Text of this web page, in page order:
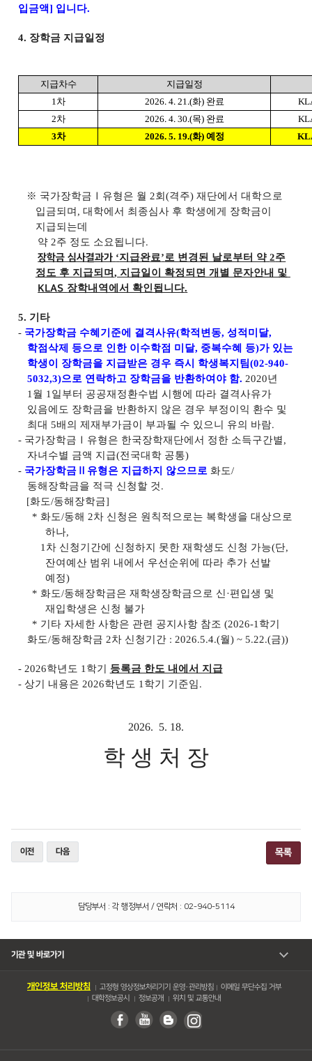
입금액] 입니다.
4. 장학금 지급일정
지급차수
지급일정
1 차 2026. 4. 21.(화) 완료
2차 2026. 4. 30.(목) 완료
3차 2026. 5. 19.(화) 예정
※ 국가장학금 Ⅰ 유형은 월 2회(격주)재단에서 대학으로
입금되며 , 대학에서 최종심사 후 학생에게 장학금이
지급되는데
약 2주 정도 소요됩니다.
장학금 심사결과가 ‘지급완료’로 변경된 날로부터 약2주
정도 후 지급되며, 지급일이 확정되면 개별 문자안내 및
KLAS 장학내역에서 확인됩니다.
5. 기타
- 국가장학금 수혜기준에 결격사유(학적변동,성적미달,
학점삭제 등으로 인한 이수학점 미달, 중복수혜 등)가 있는
학생이 장학금을 지급받은 경우 즉시 학생복지팀(02-940-
5032,3)으로 연락하고 장학금을 반환하여야 함. 2020년
1 월 1 일부터 공공재정환수법 시행에 따라 결격사유가
있음에도 장학금을 반환하지 않은 경우 부정이익 환수 및
최대5배의 제재부가금이 부과될 수 있으니 유의 바람.
- 국가장학금 Ⅰ 유형은 한국장학재단에서 정한 소득구간별,
자녀수별 금액 지급(전국대학 공통)
- 국가장학금 유형은 지급하지 않으므로 화도/
동해장학금을 적극 신청할 것.
[화도/동해장학금]
* 화도/동해 2차 신청은 원칙적으로는 복학생을 대상으로
하나,
1 차 신청기간에 신청하지 못한 재학생도 신청 가능(단,
잔여예산 범위 내에서 우선순위에 따라 추가 선발
예정)
* 화도/동해장학금은 재학생장학금으로 신 ·편입생 및
재입학생은 신청 불가
* 기타 자세한 사항은 관련 공지사항 참조 (2026-1학기
화도/동해장학금 2차 신청기간 : 2026.5.4.(월) ~ 5.22.(금))
- 2026학년도 1 학기 등록금 한도 내에서 지급
-상기 내용은 2026학년도 1 학기 기준임.
2026. 5. 18.
학 생 처 장
이전 다음 목록
담당부서 : 각 행정부서 / 연락처 : 02-940-5114
기관 및 바로가기
개인정보 처리방침 고정형 영상정보처리기기 운영・관리방침
이메일 무단수집 거부
대학정보공시
정보공개 위치 및 교통안내